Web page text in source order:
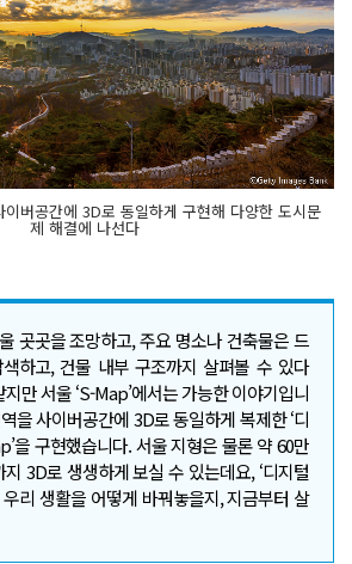
버공간에 3D로 동일하게 구현해 다양한 도시문
제 해결에 나선다
곳곳을 조망하고, 주요 명소나 건축물은 드
하고, 건물 내부 구조까지 살펴볼 수 있다
만 서울 ‘S-Map’에서는 가능한 이야기입니
을 사이버공간에 3D로 동일하게 복제한 ‘디
을 구현했습니다. 서울 지형은 물론 약 60만
3D로 생생하게 보실 수 있는데요, ‘디지털
리 생활을 어떻게 바꿔놓을지, 지금부터 살